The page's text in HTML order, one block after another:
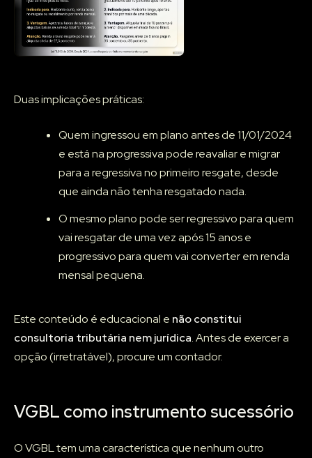
Duas implicações práticas:
Quem ingressou em plano antes de 11/01/2024
e está na progressiva pode reavaliar e migrar
para a regressiva no primeiro resgate, desde
que ainda não tenha resgatado nada.
O mesmo plano pode ser regressivo para quem
vai resgatar de uma vez após 15 anos e
progressivo para quem vai converter em renda
mensal pequena.
Este conteúdo é educacional e não constitui
consultoria tributária nem jurídica. Antes de exercer a
opção (irretratável), procure um contador.
VGBL como instrumento sucessório
O VGBL tem uma característica que nenhum outro